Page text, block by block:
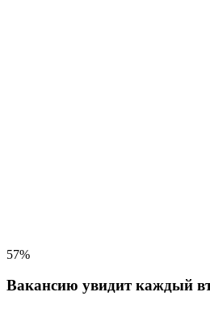
57%
Вакансию увидит каждый